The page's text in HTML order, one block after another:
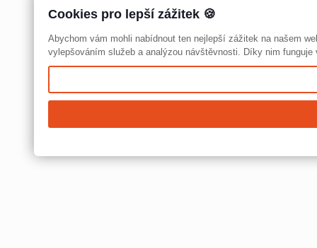
Cookies pro lepší zážitek 🍪
Abychom vám mohli nabídnout ten nejlepší zážitek na našem
vylepšováním služeb a analýzou návštěvnosti. Díky nim